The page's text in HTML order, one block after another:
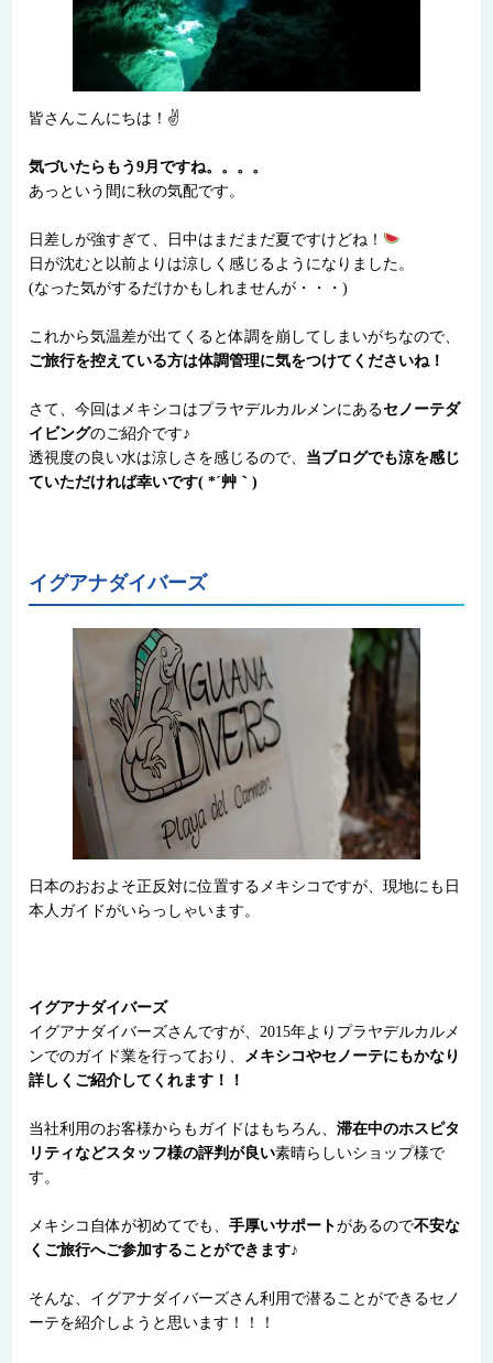
皆さんこんにちは！✌
気づいたらもう9月ですね。。。。
あっという間に秋の気配です。
日差しが強すぎて、日中はまだまだ夏ですけどね！
日が沈むと以前よりは涼しく感じるようになりました。
(なった気がするだけかもしれませんが・・・)
これから気温差が出てくると体調を崩してしまいがちなので、
ご旅行を控えている方は体調管理に気をつけてくださいね！
さて、今回はメキシコはプラヤデルカルメンにあるセノーテダ
イビングのご紹介です♪
透視度の良い水は涼しさを感じるので、 当ブログでも涼を感じ
ていただければ幸いです( *´艸｀)
イグアナダイバーズ
日本のおおよそ正反対に位置するメキシコですが、現地にも日
本人ガイドがいらっしゃいます。
イグアナダイバーズ
イグアナダイバーズさんですが、2015年よりプラヤデルカルメ
ンでのガイド業を行っており、 メキシコやセノーテにもかなり
詳しくご紹介してくれます！！
当社利用のお客様からもガイドはもちろん、滞在中のホスピタ
リティなどスタッフ様の評判が良い素晴らしいショップ様で
す。
メキシコ自体が初めてでも、手厚いサポートがあるので不安な
くご旅行へご参加することができます♪
そんな、イグアナダイバーズさん利用で潜ることができるセノ
ーテを紹介しようと思います！！！